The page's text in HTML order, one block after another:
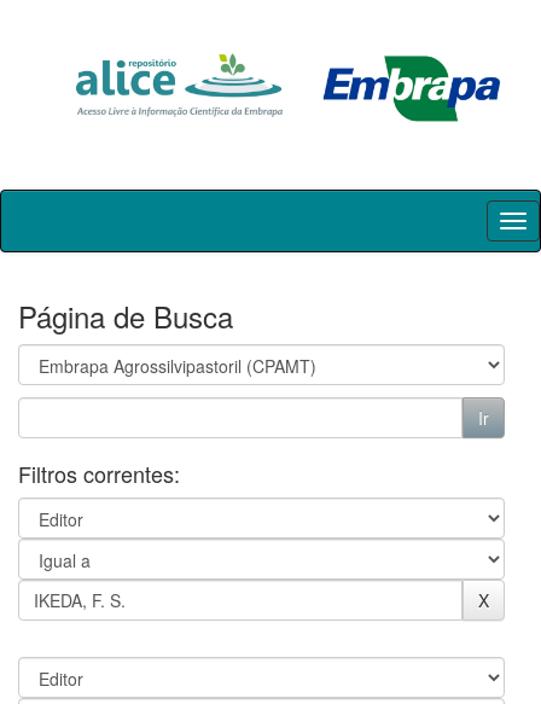
Skip
Página de Busca
Filtros correntes: